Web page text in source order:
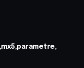
mx5 parametre